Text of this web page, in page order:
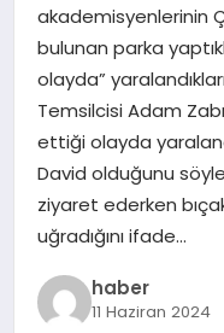
TEKNOLOJI
akademisyenlerinin
bulunan parka
olayda”
Temsilcisi Adam
ettiği olayda
David olduğunu
ziyaret ederken
uğradığını ifade…
haber
11 Haziran 2024